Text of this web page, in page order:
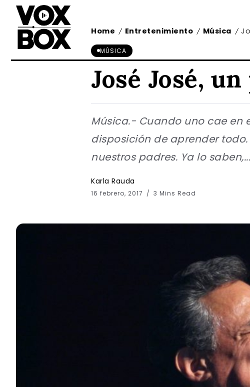
Home / Entretenimiento / Música /
MÚSICA
José José,
Música.- Cuando uno cae en
disposición de aprender
nuestros padres. Ya lo saben,...
Karla Rauda
16 febrero, 2017 3 Mins Read